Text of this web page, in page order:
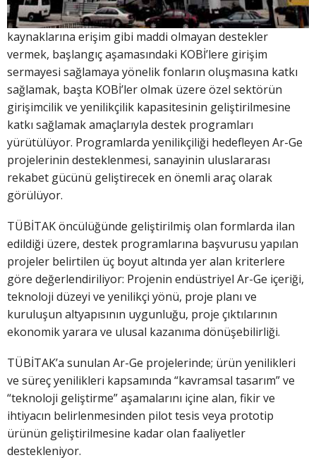
kaynaklarına erişim gibi maddi olmayan destekler
vermek, başlangıç aşamasındaki KOBİ’lere girişim
sermayesi sağlamaya yönelik fonların oluşmasına katkı
sağlamak, başta KOBİ’ler olmak üzere özel sektörün
girişimcilik ve yenilikçilik kapasitesinin geliştirilmesine
katkı sağlamak amaçlarıyla destek programları
yürütülüyor. Programlarda yenilikçiliği hedefleyen Ar-Ge
projelerinin desteklenmesi, sanayinin uluslararası
rekabet gücünü geliştirecek en önemli araç olarak
görülüyor.
TÜBİTAK öncülüğünde geliştirilmiş olan formlarda ilan
edildiği üzere, destek programlarına başvurusu yapılan
projeler belirtilen üç boyut altında yer alan kriterlere
göre değerlendiriliyor: Projenin endüstriyel Ar-Ge içeriği,
teknoloji düzeyi ve yenilikçi yönü, proje planı ve
kuruluşun altyapısının uygunluğu, proje çıktılarının
ekonomik yarara ve ulusal kazanıma dönüşebilirliği.
TÜBİTAK’a sunulan Ar-Ge projelerinde; ürün yenilikleri
ve süreç yenilikleri kapsamında “kavramsal tasarım” ve
“teknoloji geliştirme” aşamalarını içine alan, fikir ve
ihtiyacın belirlenmesinden pilot tesis veya prototip
ürünün geliştirilmesine kadar olan faaliyetler
destekleniyor.